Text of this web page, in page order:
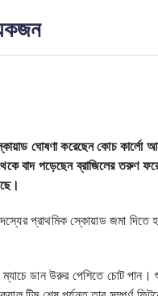
ঘোষণা করেছেন কোচ
বাদ পড়েছেন ব্রাজিলের তরুণ
প্রাথমিক স্কোয়াড জমা
ডান উরুর পেশিতে চোট পান।